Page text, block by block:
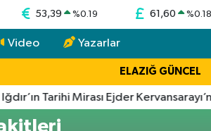
53,39 %0.19 61,60 %0.18
Video Yazarlar
ELAZIĞ GÜNCEL
Tarihi Mirası Ejder